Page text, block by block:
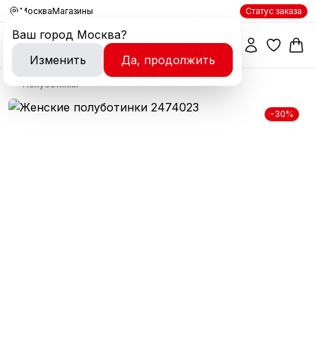
Москва
Ваш город Москва?
Изменить
Да, продолжить
Магазины Статус заказа
Полуботинки
-30%